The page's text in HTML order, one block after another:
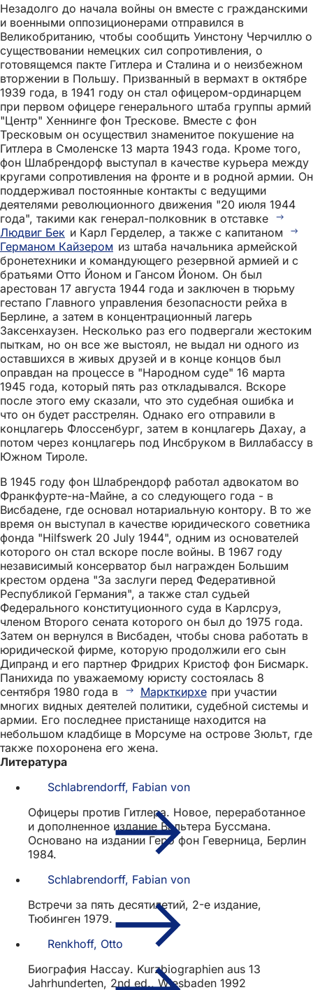
Незадолго до начала войны он вместе с гражданскими
и военными оппозиционерами отправился в
Великобританию, чтобы сообщить Уинстону Черчиллю о
существовании немецких сил сопротивления, о
готовящемся пакте Гитлера и Сталина и о неизбежном
вторжении в Польшу. Призванный в вермахт в октябре
1939 года, в 1941 году он стал офицером-ординарцем
при первом офицере генерального штаба группы армий
"Центр" Хеннинге фон Трескове. Вместе с фон
Тресковым он осуществил знаменитое покушение на
Гитлера в Смоленске 13 марта 1943 года. Кроме того,
фон Шлабрендорф выступал в качестве курьера между
кругами сопротивления на фронте и в родной армии. Он
поддерживал постоянные контакты с ведущими
деятелями революционного движения "20 июля 1944
года", такими как генерал-полковник в отставке
Людвиг Бек и Карл Герделер, а также с капитаном
Германом Кайзером из штаба начальника армейской
бронетехники и командующего резервной армией и с
братьями Отто Йоном и Гансом Йоном. Он был
арестован 17 августа 1944 года и заключен в тюрьму
гестапо Главного управления безопасности рейха в
Берлине, а затем в концентрационный лагерь
Заксенхаузен. Несколько раз его подвергали жестоким
пыткам, но он все же выстоял, не выдал ни одного из
оставшихся в живых друзей и в конце концов был
оправдан на процессе в "Народном суде" 16 марта
1945 года, который пять раз откладывался. Вскоре
после этого ему сказали, что это судебная ошибка и
что он будет расстрелян. Однако его отправили в
концлагерь Флоссенбург, затем в концлагерь Дахау, а
потом через концлагерь под Инсбруком в Виллабассу в
Южном Тироле.
В 1945 году фон Шлабрендорф работал адвокатом во
Франкфурте-на-Майне, а со следующего года - в
Висбадене, где основал нотариальную контору. В то же
время он выступал в качестве юридического советника
фонда "Hilfswerk 20 July 1944", одним из основателей
которого он стал вскоре после войны. В 1967 году
независимый консерватор был награжден Большим
крестом ордена "За заслуги перед Федеративной
Республикой Германия", а также стал судьей
Федерального конституционного суда в Карлсруэ,
членом Второго сената которого он был до 1975 года.
Затем он вернулся в Висбаден, чтобы снова работать в
юридической фирме, которую продолжили его сын
Дипранд и его партнер Фридрих Кристоф фон Бисмарк.
Панихида по уважаемому юристу состоялась 8
сентября 1980 года в
Маркткирхе при участии
многих видных деятелей политики, судебной системы и
армии. Его последнее пристанище находится на
небольшом кладбище в Морсуме на острове Зюльт, где
также похоронена его жена.
Литература
Schlabrendorff, Fabian von
Офицеры против Гитлера. Новое, переработанное
и дополненное издание Вальтера Буссмана.
Основано на издании Геро фон Геверница, Берлин
1984.
Schlabrendorff, Fabian von
Встречи за пять десятилетий, 2-е издание,
Тюбинген 1979.
Renkhoff, Otto
Биография Нассау. Kurzbiographien aus 13
Jahrhunderten, 2nd ed., Wiesbaden 1992